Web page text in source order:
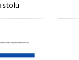
stolu